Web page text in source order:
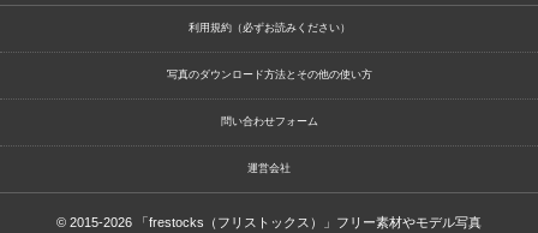
利用規約（必ずお読みください）
写真のダウンロード方法とその他の使い方
問い合わせフォーム
運営会社
© 2015-2026 「frestocks（フリストックス）」フリー素材やモデル写真